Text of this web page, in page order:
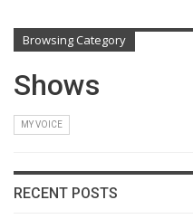
Browsing Category
Shows
MY VOICE
RECENT POSTS